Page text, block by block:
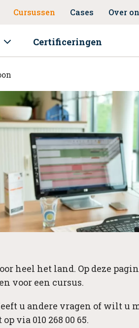
Cursussen Cases Over
Certificeringen
heel het land. Op deze
voor een cursus.
u andere vragen of wilt u
via 010 268 00 65.